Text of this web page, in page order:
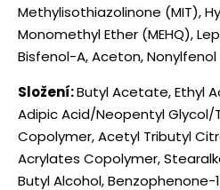
Methylisothiazolinone (MIT),
Monomethyl Ether (MEHQ),
Bisfenol-A, Aceton, Nonylfenol
Složení:Butyl Acetate, Ethyl
Adipic Acid/Neopentyl Glycol/
Copolymer, Acetyl Tributyl
Acrylates Copolymer,
Butyl Alcohol, Benzophenone-